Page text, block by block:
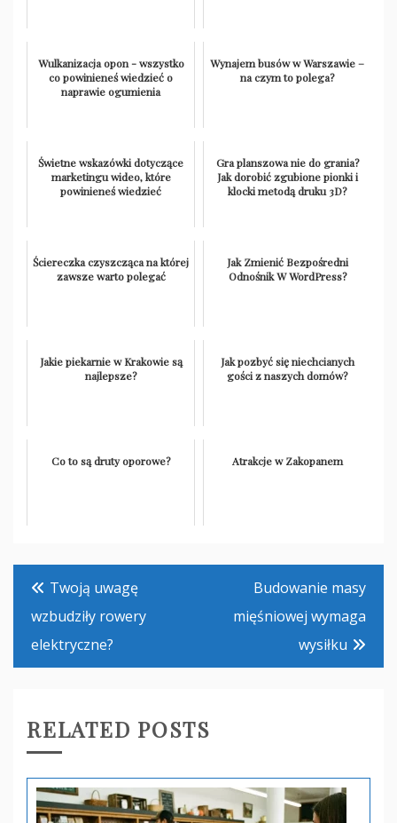
Wulkanizacja opon - wszystko
co powinieneś wiedzieć o
naprawie ogumienia
Wynajem busów w Warszawie –
na czym to polega?
Świetne wskazówki dotyczące
marketingu wideo, które
powinieneś wiedzieć
Gra planszowa nie do grania?
Jak dorobić zgubione pionki i
klocki metodą druku 3D?
Ściereczka czyszcząca na której
zawsze warto polegać
Jak Zmienić Bezpośredni
Odnośnik W WordPress?
Jakie piekarnie w Krakowie są
najlepsze?
Jak pozbyć się niechcianych
gości z naszych domów?
Co to są druty oporowe? Atrakcje w Zakopanem
Nawigacja
wpisu
Twoją uwagę
wzbudziły rowery
elektryczne?
Budowanie masy
mięśniowej wymaga
wysiłku
RELATED POSTS